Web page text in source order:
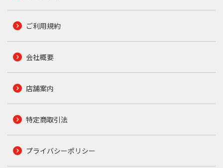
ご利用規約
会社概要
店舗案内
特定商取引法
プライバシーポリシー